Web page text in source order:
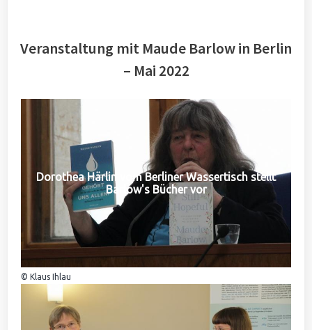
Veranstaltung mit Maude Barlow in Berlin
– Mai 2022
Dorothea Härlin vom Berliner Wassertisch stellt
Barlow's Bücher vor
© Klaus Ihlau